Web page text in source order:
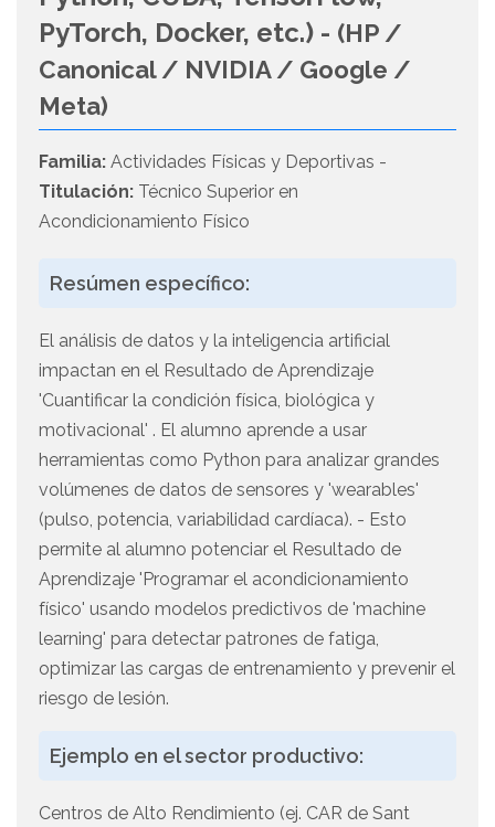
PyTorch, Docker, etc.) - (HP /
Canonical / NVIDIA / Google /
Meta)
Familia: Actividades Físicas y Deportivas -
Titulación: Técnico Superior en
Acondicionamiento Físico
Resúmen específico:
El análisis de datos y la inteligencia artificial
impactan en el Resultado de Aprendizaje
'Cuantificar la condición física, biológica y
motivacional' . El alumno aprende a usar
herramientas como Python para analizar grandes
volúmenes de datos de sensores y 'wearables'
(pulso, potencia, variabilidad cardíaca). - Esto
permite al alumno potenciar el Resultado de
Aprendizaje 'Programar el acondicionamiento
físico' usando modelos predictivos de 'machine
learning' para detectar patrones de fatiga,
optimizar las cargas de entrenamiento y prevenir el
riesgo de lesión.
Ejemplo en el sector productivo:
Centros de Alto Rendimiento (ej. CAR de Sant